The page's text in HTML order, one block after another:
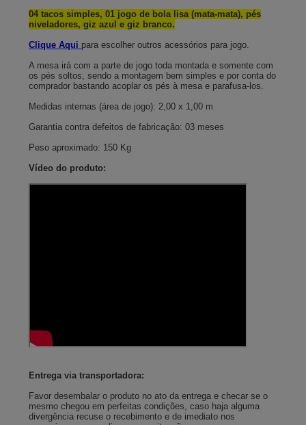
04 tacos simples, 01 jogo de bola lisa (mata-mata), pés
niveladores, giz azul e giz branco.
Clique Aqui para escolher outros acessórios para jogo.
A mesa irá com a parte de jogo toda montada e somente com
os pés soltos, sendo a montagem bem simples e por conta do
comprador bastando acoplar os pés à mesa e parafusa-los.
Medidas internas (área de jogo): 2,00 x 1,00 m
Garantia contra defeitos de fabricação: 03 meses
Peso aproximado: 150 Kg
Vídeo do produto:
Entrega via transportadora:
Favor desembalar o produto no ato da entrega e checar se o
mesmo chegou em perfeitas condições, caso haja alguma
divergência recuse o recebimento e de imediato nos